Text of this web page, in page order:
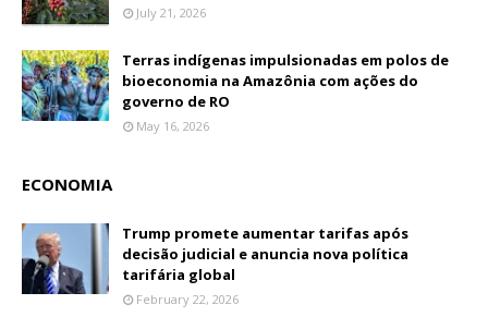
July 21, 2026
Terras indígenas impulsionadas em polos de
bioeconomia na Amazônia com ações do
governo de RO
May 16, 2026
ECONOMIA
Trump promete aumentar tarifas após
decisão judicial e anuncia nova política
tarifária global
February 22, 2026